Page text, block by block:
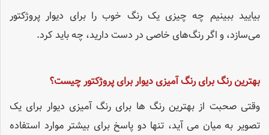
بیایید ببینیم چه چیزی یک رنگ خوب را برای دیوار پروژکتور
می‌سازد، و اگر رنگ‌های خاصی در دست دارید، چه باید کرد.
بهترین رنگ برای رنگ آمیزی دیوار برای پروژکتور چیست؟
وقتی صحبت از بهترین رنگ ها برای رنگ آمیزی دیوار برای یک
تصویر به میان می آید، تنها دو پاسخ برای بیشتر موارد استفاده